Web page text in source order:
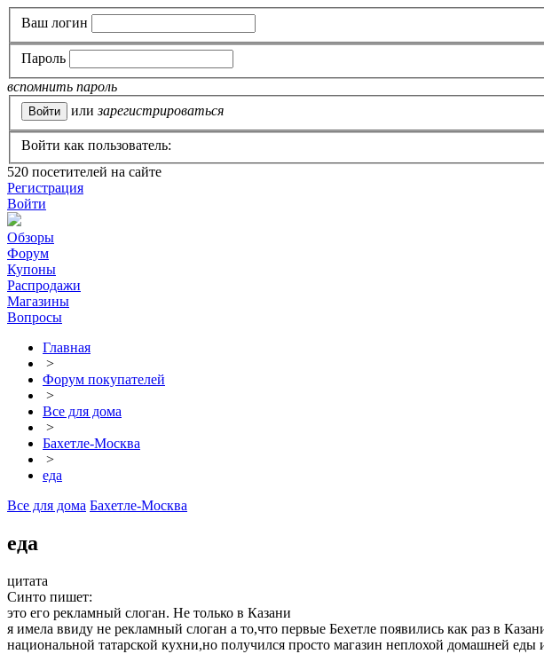
Ваш логин
Пароль
вспомнить пароль
или зарегистрироваться
Войти как пользователь:
520 посетителей на сайте
Регистрация
Войти
Обзоры
Форум
Купоны
Распродажи
Магазины
Вопросы
Главная
>
Форум покупателей
>
Все для дома
>
Бахетле-Москва
>
еда
Все для дома Бахетле-Москва
еда
цитата
Синто пишет:
это его рекламный слоган. Не только в Казани
я имела ввиду не рекламный слоган а то,что первые Бехетле появились как раз в
национальной татарской кухни,но получился просто магазин неплохой домашней еды